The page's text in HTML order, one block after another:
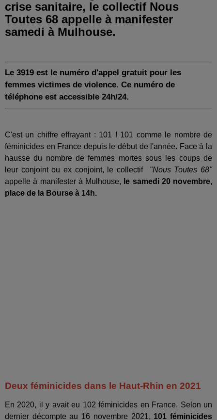
crise sanitaire, le collectif Nous
Toutes 68 appelle à manifester
samedi à Mulhouse.
Le 3919 est le numéro d'appel gratuit pour les
femmes victimes de violence. Ce numéro de
téléphone est accessible 24h/24.
C'est un chiffre effrayant : 101 ! 101 comme le nombre de
féminicides en France depuis le début de l'année. Face à la
hausse du nombre de femmes mortes sous les coups de
leur conjoint ou ex conjoint, le collectif "Nous Toutes 68"
appelle à manifester à Mulhouse, le samedi 20 novembre,
place de la Bourse à 14h.
Deux féminicides dans le Haut-Rhin en 2021
En 2020, il y avait eu 102 féminicides en France. Selon un
dernier décompte au 16 novembre 2021, 101 féminicides